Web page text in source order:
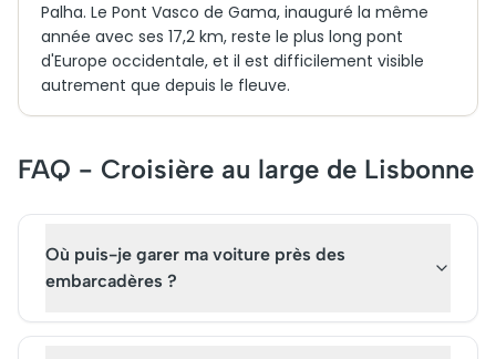
Palha. Le Pont Vasco de Gama, inauguré la même
année avec ses 17,2 km, reste le plus long pont
d'Europe occidentale, et il est difficilement visible
autrement que depuis le fleuve.
FAQ - Croisière au large de Lisbonne
Où puis-je garer ma voiture près des
embarcadères ?